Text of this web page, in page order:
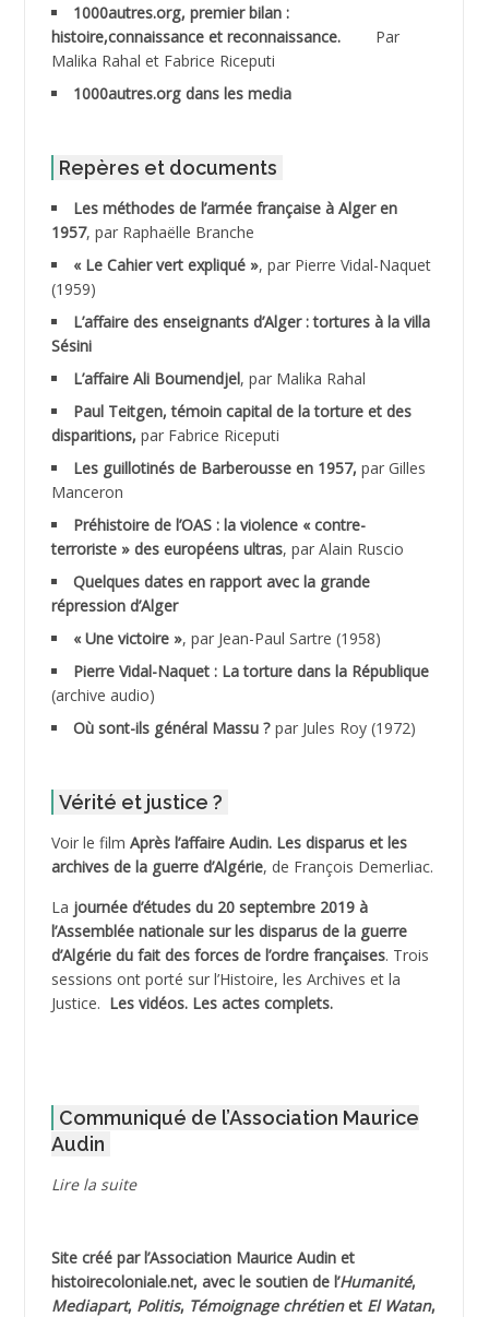
ABDESSLEM Ahmed dit le Coiffeur
ABDOUDOU
ABID Mohamed
ABNOUN Salah
ACHACHE M.*
ACHLAF Ali
ADALMI
ADANE Ramdane *
ADDAD
ADDALA Boualem*
ADDANE
ADDECHE Rachid
ADELIOUAT Vve AIT SAADA
ADJANI Khaled
ADJAOUT
ADNI Mohamed Akli
ADOUL Arab *
AGOULMINE
AHLOUCHE Mabrouk *
1000autres.org, premier bilan :
histoire,connaissance et reconnaissance.
Par
Malika Rahal et Fabrice Riceputi
1000autres.org dans les media
Repères et documents
Les méthodes de l’armée française à Alger en
1957, par Raphaëlle Branche
« Le Cahier vert expliqué », par Pierre Vidal-Naquet
(1959)
L’affaire des enseignants d’Alger : tortures à la villa
Sésini
L’affaire Ali Boumendjel, par Malika Rahal
Paul Teitgen, témoin capital de la torture et des
disparitions, par Fabrice Riceputi
Les guillotinés de Barberousse en 1957, par Gilles
Manceron
Préhistoire de l’OAS : la violence « contre-
terroriste » des européens ultras, par Alain Ruscio
Quelques dates en rapport avec la grande
répression d’Alger
« Une victoire », par Jean-Paul Sartre (1958)
Pierre Vidal-Naquet : La torture dans la République
(archive audio)
Où sont-ils général Massu ? par Jules Roy (1972)
Vérité et justice ?
Voir le film Après l’affaire Audin. Les disparus et les
archives de la guerre d’Algérie, de François Demerliac.
La journée d’études du 20 septembre 2019 à
l’Assemblée nationale sur les disparus de la guerre
d’Algérie du fait des forces de l’ordre françaises. Trois
sessions ont porté sur l’Histoire, les Archives et la
Justice. Les vidéos. Les actes complets.
Communiqué de l’Association Maurice
Audin
Lire la suite
Site créé par l’Association Maurice Audinet
histoirecoloniale.net, avec le soutien de l’Humanité,
Mediapart, Politis, Témoignage chrétienet El Watan,